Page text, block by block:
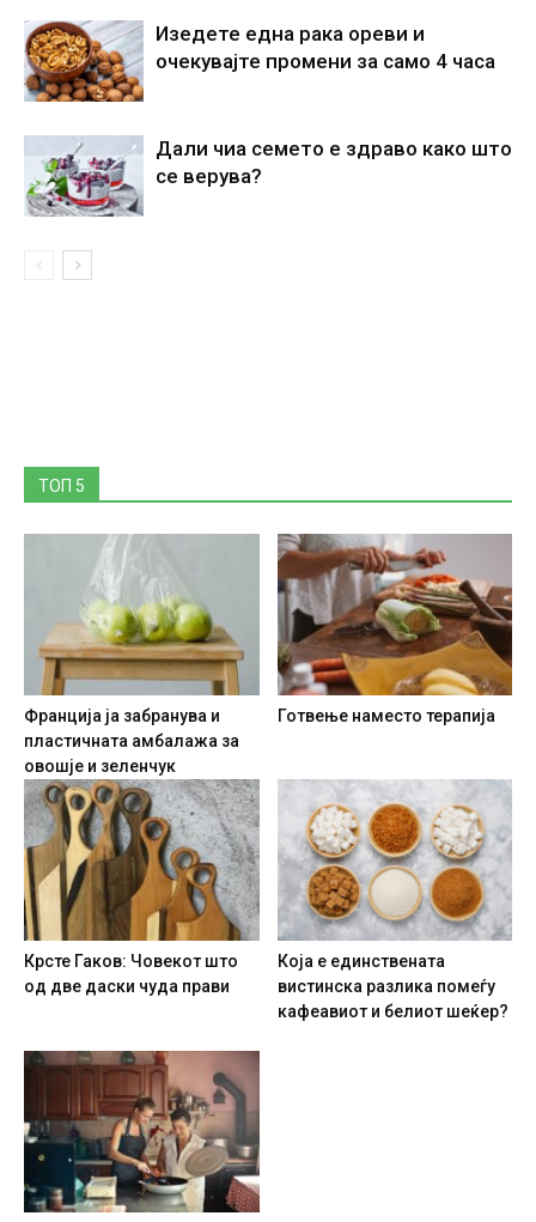
Изедете една рака ореви и
очекувајте промени за само 4 часа
Дали чиа семето е здраво како што
се верува?
ТОП 5
Франција ја забранува и
пластичната амбалажа за
овошје и зеленчук
Готвење наместо терапија
Крсте Гаков: Човекот што
од две даски чуда прави
Која е единствената
вистинска разлика помеѓу
кафеавиот и белиот шеќер?